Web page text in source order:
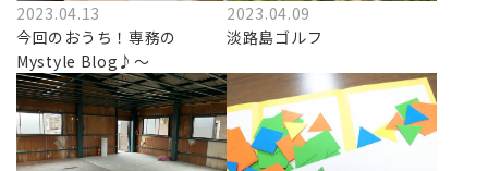
2023.04.13
今回のおうち！専務の
Mystyle Blog♪～
2023.04.09
淡路島ゴルフ